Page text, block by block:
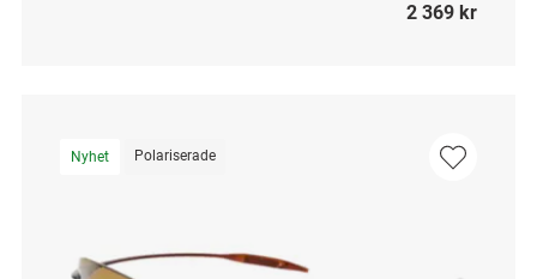
2 369 kr
Nyhet Polariserade